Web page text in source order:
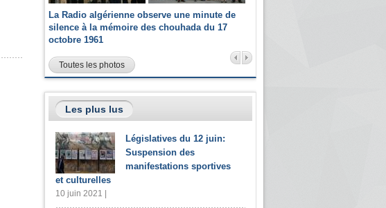
La Radio algérienne observe une minute de
silence à la mémoire des chouhada du 17
octobre 1961
Toutes les photos
Les plus lus
Législatives du 12 juin:
Suspension des
manifestations sportives
et culturelles
10 juin 2021 |